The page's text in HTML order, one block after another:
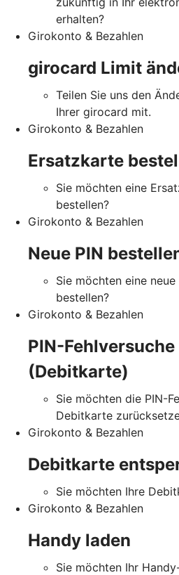
erhalten?
Girokonto & Bezahlen
girocard Limit
Teilen Sie uns den
Ihrer girocard mit.
Girokonto & Bezahlen
Ersatzkarte
Sie möchten eine
bestellen?
Girokonto & Bezahlen
Neue PIN
Sie möchten eine
bestellen?
Girokonto & Bezahlen
PIN-
(Debitkarte)
Sie möchten die PIN-
Debitkarte
Girokonto & Bezahlen
Debitkarte
Sie möchten Ihre
Girokonto & Bezahlen
Handy laden
Sie möchten Ihr